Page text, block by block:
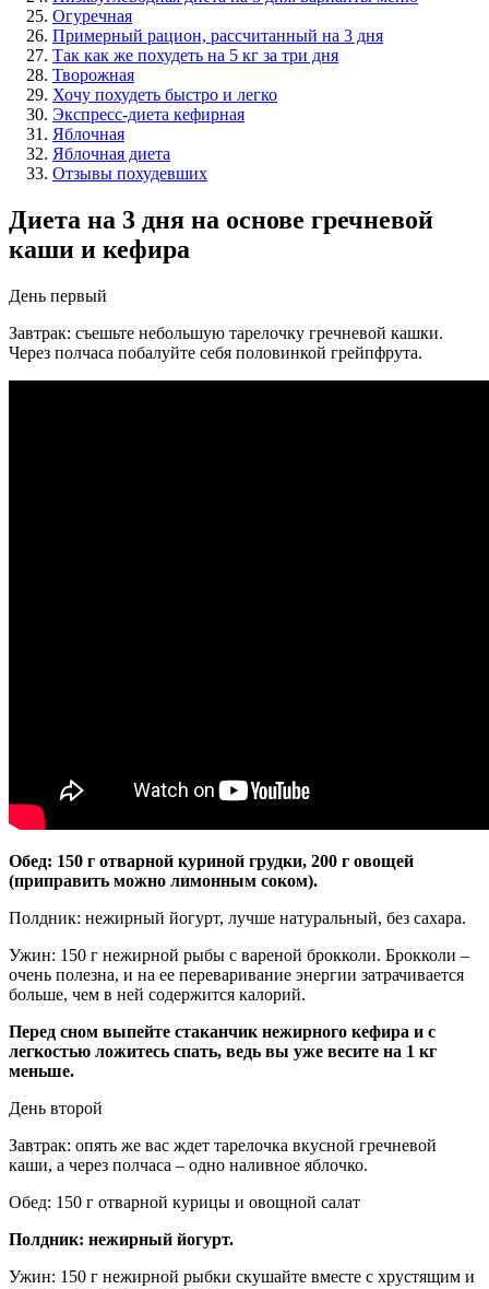
Огуречная
Примерный рацион, рассчитанный на 3 дня
Так как же похудеть на 5 кг за три дня
Творожная
Хочу похудеть быстро и легко
Экспресс-диета кефирная
Яблочная
Яблочная диета
Отзывы похудевших
Диета на 3 дня на основе гречневой
каши и кефира
День первый
Завтрак: съешьте небольшую тарелочку гречневой кашки.
Через полчаса побалуйте себя половинкой грейпфрута.
Обед: 150 г отварной куриной грудки, 200 г овощей
(приправить можно лимонным соком).
Полдник: нежирный йогурт, лучше натуральный, без сахара.
Ужин: 150 г нежирной рыбы с вареной брокколи. Брокколи –
очень полезна, и на ее переваривание энергии затрачивается
больше, чем в ней содержится калорий.
Перед сном выпейте стаканчик нежирного кефира и с
легкостью ложитесь спать, ведь вы уже весите на 1 кг
меньше.
День второй
Завтрак: опять же вас ждет тарелочка вкусной гречневой
каши, а через полчаса – одно наливное яблочко.
Обед: 150 г отварной курицы и овощной салат
Полдник: нежирный йогурт.
Ужин: 150 г нежирной рыбки скушайте вместе с хрустящим и